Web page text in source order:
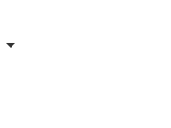
